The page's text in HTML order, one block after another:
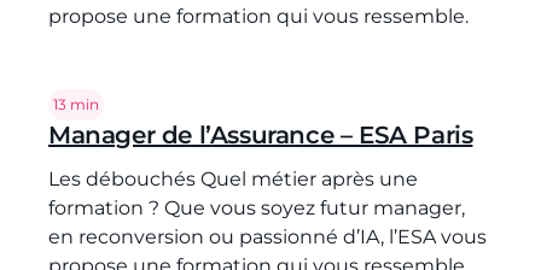
propose une formation qui vous ressemble.
Temps de lecture :
13 min
Manager de l’Assurance – ESA Paris
Les débouchés Quel métier après une
formation ? Que vous soyez futur manager,
en reconversion ou passionné d’IA, l’ESA vous